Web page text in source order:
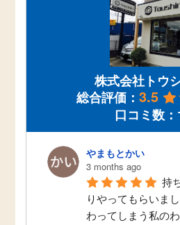
株式会社トウ
総合評価： 3.5
口コミ数
やまもとかい
3 months ago
持
りやってもらいま
わってしまう私の